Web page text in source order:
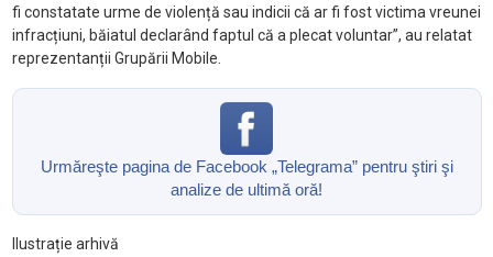
fi constatate urme de violență sau indicii că ar fi fost victima vreunei
infracțiuni, băiatul declarând faptul că a plecat voluntar”, au relatat
reprezentanții Grupării Mobile.
Urmăreşte pagina de Facebook „Telegrama” pentru ştiri şi
analize de ultimă oră!
Ilustrație arhivă